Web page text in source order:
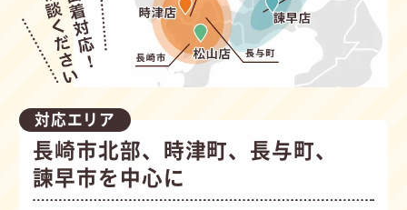
対応エリア
長崎市北部、時津町、長与町、
諫早市を中心に